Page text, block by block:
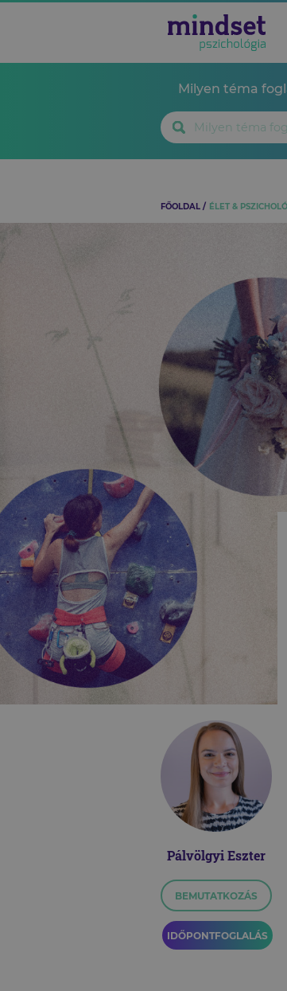
Milyen téma
FŐOLDAL ÉLET &
Pálvölgyi Eszter
BEMUTATKOZÁS
IDŐPONTFOGLALÁS